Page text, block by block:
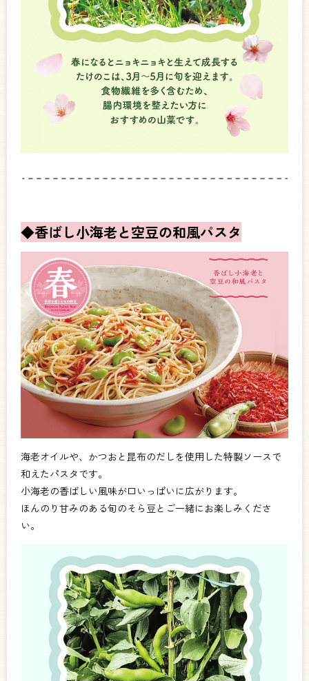
◆香ばし小海老と空豆の和風パスタ
海老オイルや、かつおと昆布のだしを使用した特製ソースで
和えたパスタです。
小海老の香ばしい風味が口いっぱいに広がります。
ほんのり甘みのある旬のそら豆とご一緒にお楽しみくださ
い。